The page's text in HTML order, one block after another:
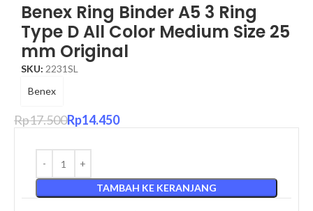
Benex Ring Binder A5 3 Ring
Type D All Color Medium Size 25
mm Original
SKU: 2231SL
Benex
Rp17.500Rp14.450
TAMBAH KE KERANJANG